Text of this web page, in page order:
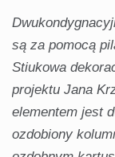
są za pomocą
Stiukowa
projektu Jana
elementem jest
ozdobiony